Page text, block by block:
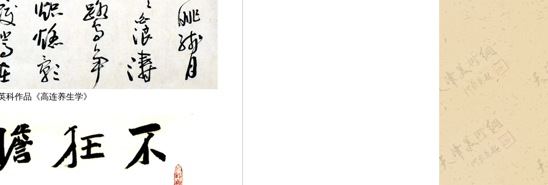
科作品《高连养生学》